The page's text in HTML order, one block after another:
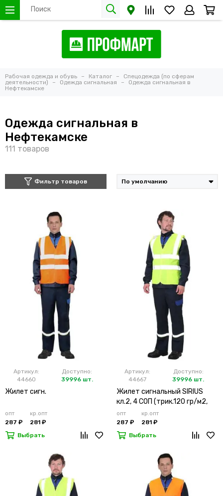
Рабочая одежда и обувь Каталог
Спецодежда (по сферам
деятельности)
Одежда сигнальная
Одежда сигнальная в
Нефтекамске
Одежда сигнальная в
Нефтекамске
Фильтр товаров
Артикул:
44660
Доступно:
39996 шт.
Жилет сигн.
опт
287 ₽
кр.опт
281 ₽
Выбрать
Артикул:
44667
Доступно:
39996 шт.
Жилет сигнальный SIRIUS
кл.2, 4 СОП (трик.120 гр/м2,
карманы) лимонный
опт
287 ₽
кр.опт
281 ₽
Выбрать